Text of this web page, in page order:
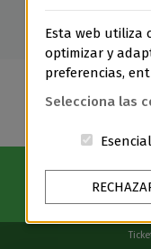
Esta web utiliza
optimizar y
preferencias,
Selecciona las